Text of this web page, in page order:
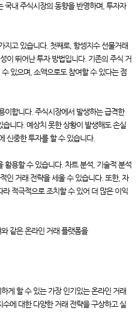
국내 주식시장의 동향을 반영하며, 투자자
지고 있습니다. 첫째로, 항셍지수 선물거래
이 뛰어난 투자 방법입니다. 기존의 주식 거
있으며, 소액으로도 참여할 수 있다는 점
이합니다. 주식시장에서 발생하는 급격한
니다. 예상치 못한 상황이 발생해도 손실
신중한 투자를 할 수 있습니다.
활용할 수 있습니다. 차트 분석, 기술적 분석
인 거래 전략을 세울 수 있습니다. 또한, 자
적극적으로 조치할 수 있어 더 많은 이익
같은 온라인 거래 플랫폼을
게 할 수 있는 가장 인기있는 온라인 거래
에 대한 다양한 거래 전략을 구상하고 실